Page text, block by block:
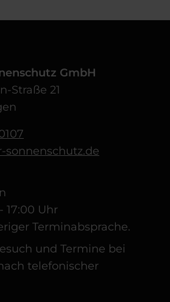
GmbH
Straße 21
sonnenschutz.de
17:00 Uhr
Terminabsprache.
und Termine bei
telefonischer